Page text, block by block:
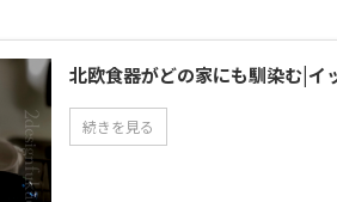
北欧食器がどの家にも馴染む|イ
続きを見る